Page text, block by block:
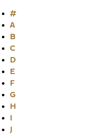
#
A
B
C
D
E
F
G
H
I
J